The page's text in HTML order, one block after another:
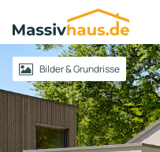
Massivhaus
Logo
AnmeldenBilder & Grundrisse